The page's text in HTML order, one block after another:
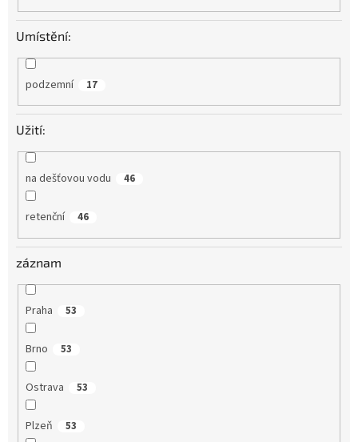
Umístění:
podzemní 17
Užití:
na dešťovou vodu 46
retenční 46
záznam
Praha 53
Brno 53
Ostrava 53
Plzeň 53